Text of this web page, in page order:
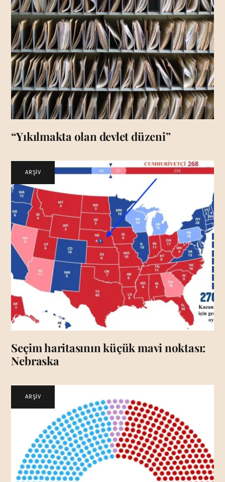
“Yıkılmakta olan devlet düzeni”
ARŞİV
Seçim haritasının küçük mavi noktası:
Nebraska
ARŞİV